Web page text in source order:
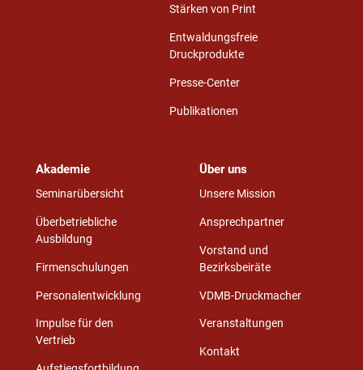
Stärken von Print
Entwaldungsfreie
Druckprodukte
Presse-Center
Publikationen
Akademie
Seminarübersicht
Überbetriebliche
Ausbildung
Firmenschulungen
Personalentwicklung
Impulse für den
Vertrieb
Über uns
Unsere Mission
Ansprechpartner
Vorstand und
Bezirksbeiräte
VDMB-Druckmacher
Veranstaltungen
Kontakt